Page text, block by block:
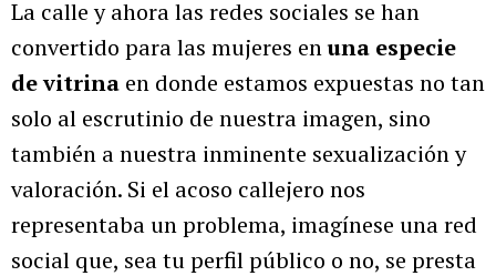
La calle y ahora las redes sociales se han
convertido para las mujeres enuna especie
de vitrina en donde estamos expuestas no tan
solo al escrutinio de nuestra imagen, sino
también a nuestra inminente sexualización y
valoración. Si el acoso callejero nos
representaba un problema, imagínese una red
social que, sea tu perfil público o no, se presta